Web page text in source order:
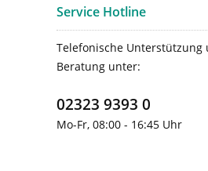
Service Hotline
Telefonische Unterstützung
Beratung unter:
02323 9393 0
Mo-Fr, 08:00 - 16:45 Uhr